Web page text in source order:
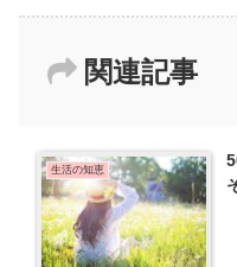
関連記事
生活の知恵